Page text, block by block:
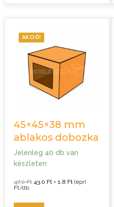
AKCIÓ!
45×45×38 mm
ablakos dobozka
Jelenleg 40 db van
készleten
47,0Ft Original
43,0FtCurrent
+ 1,8Ft (epr)
Ft/db